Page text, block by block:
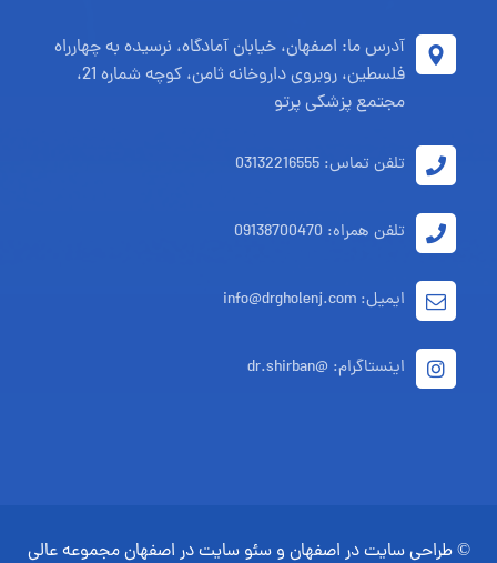
آدرس ما: اصفهان، خیابان آمادگاه، نرسیده به چهارراه
فلسطین، روبروی داروخانه ثامن، کوچه شماره 21،
مجتمع پزشکی پرتو
تلفن تماس: 03132216555
تلفن همراه: 09138700470
ایمیل: info@drgholenj.com
اینستاگرام: @dr.shirban
©طراحی سایت در اصفهان وسئو سایت در اصفهانمجموعهعالی